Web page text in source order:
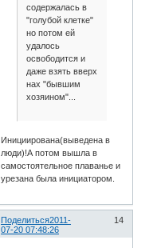
содержалась в
"голубой клетке"
но потом ей
удалось
освободится и
даже взять вверх
нах "бывшим
хозяином"...
Инициирована(выведена в
люди)!А потом вышла в
самостоятельное плаванье и
урезана была инициатором.
Поделиться 14
2011-
07-20 07:48:26